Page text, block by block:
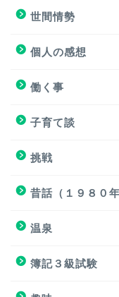
世間情勢
個人の感想
働く事
子育て談
挑戦
昔話（１９８０
温泉
簿記３級試験